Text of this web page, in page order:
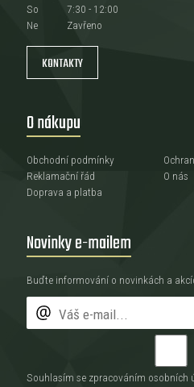
So
7:30 - 12:00
Ne
Zavřeno
KONTAKTY
O nákupu
Obchodní podmínky
Reklamační řád
Doprava a platba
O nás
Novinky e-mailem
Buďte informování o novinkách a
Souhlasím se zpracováním osobních